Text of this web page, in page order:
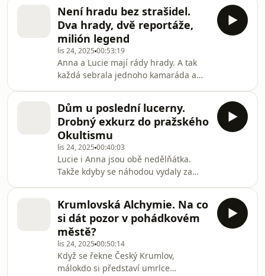
Anna Vošalík
Mgr. Libor Dušek Ph. D., který je
provedl expozicí věnovanou horskému
spiritismu. Holky se dozvěděly o
historii, ale i o praktickém využití a
průběhu spiritistických seancí, o tom,
jak se pozná médium a také o tom,
proč se spiritismus vzmáhal právě na
horách. D
Není hradu bez strašidel.
Dva hrady, dvě reportáže,
milión legend
lis 24, 2025 00:53:19
Anna a Lucie mají rády hrady. A tak
každá sebrala jednoho kamaráda a
který je nejstrašidelnější. A tak se
Lucie a Vojta vypravili na hrůzostrašný
Svojanov za Vladimírem Veleštíkem a
Anna a Vítek vyrazili na magický
Kašperk za kastelánem Václavem
Kůsem. Neuvěříte, který hrad vyhrál!
Ohnivý býk versus havraní muži a
bouřlivý v
Dům u poslední lucerny.
Drobný exkurz do pražského
Okultismu
lis 24, 2025 00:40:03
Lucie i Anna jsou obě nedělňátka.
Takže kdyby se náhodou vydaly za
okultismu, vyrazily se zeptat Petra
Kalače z Dokumentačního centra
českého hermetismu. Jeho
neoddiskutovatelnou expertízu
doplnil spisovatel a moderní mystik
Petr Stančík. Okultismus není
Krumlovská Alchymie. Na co
si dát pozor v pohádkovém
městě?
lis 24, 2025 00:50:14
Když se řekne Český Krumlov,
málokdo si představí umrlce